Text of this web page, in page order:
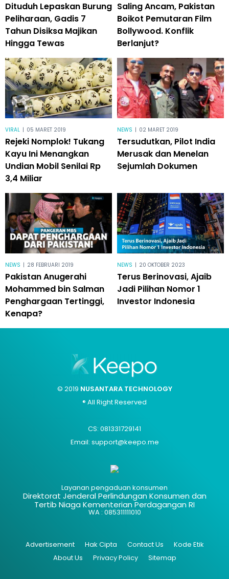
Dituduh Lepaskan Burung
Peliharaan, Gadis 7
Tahun Disiksa Majikan
Hingga Tewas
Saling Ancam, Pakistan
Boikot Pemutaran Film
Bollywood. Konflik
Berlanjut?
VIRAL | 05 MARET 2019
Rejeki Nomplok! Tukang
Kayu Ini Menangkan
Undian Mobil Senilai Rp
3,4 Miliar
NEWS | 02 MARET 2019
Tersudutkan, Pilot India
Merusak dan Menelan
Sejumlah Dokumen
NEWS | 28 FEBRUARI 2019
Pakistan Anugerahi
Mohammed bin Salman
Penghargaan Tertinggi,
Kenapa?
NEWS | 20 OKTOBER 2023
Terus Berinovasi, Ajaib
Jadi Pilihan Nomor 1
Investor Indonesia
© 2019 NUSANTARA TECHNOLOGY
® All Right Reserved
CS: 081331729141
Email: support@keepo.me
Layanan pengaduan konsumen
Direktorat Jenderal Perlindungan Konsumen dan
Tertib Niaga Kementerian Perdagangan RI
WA : 085311111010
Advertisement Hak Cipta Contact Us
Kode Etik
About Us
Privacy Policy Sitemap